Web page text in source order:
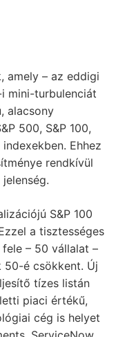
amely – az eddigi
mini-turbulenciát
alacsony
500, S&P 100,
Ehhez
rendkívül
S&P 100
a tisztességes
– 50 vállalat –
50-é csökkent. Új
tízes listán
piaci értékű,
cég is helyet